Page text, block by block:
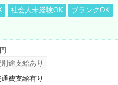
社会人未経験OK
ブランクOK
途支給あり
費支給有り